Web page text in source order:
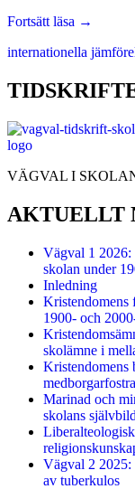
Fortsätt läsa Skolkris
–
och
→
internationella
VÄGVAL I
AKTUELLT
Vägval 1 2026:
skolan under
Inledning
Kristendomens
1900- och
skolämne i
Kristendomens
Marinad och
skolans självbild
Vägval 2 2025:
av tuberkulos